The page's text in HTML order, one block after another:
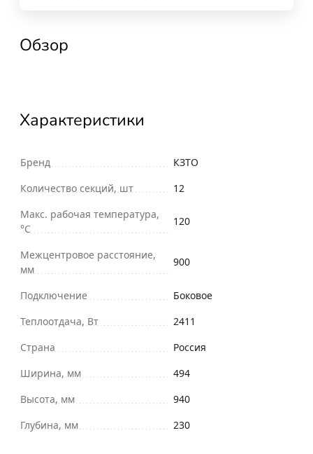
Обзор
Характеристики
Бренд
КЗТО
Количество секций, шт
12
Макс. рабочая температура,
°С
120
Межцентровое расстояние,
мм
900
Подключение
Боковое
Теплоотдача, Вт
2411
Страна
Россия
Ширина, мм
494
Высота, мм
940
Глубина, мм
230